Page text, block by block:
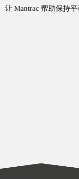
Mantrac 帮助保持